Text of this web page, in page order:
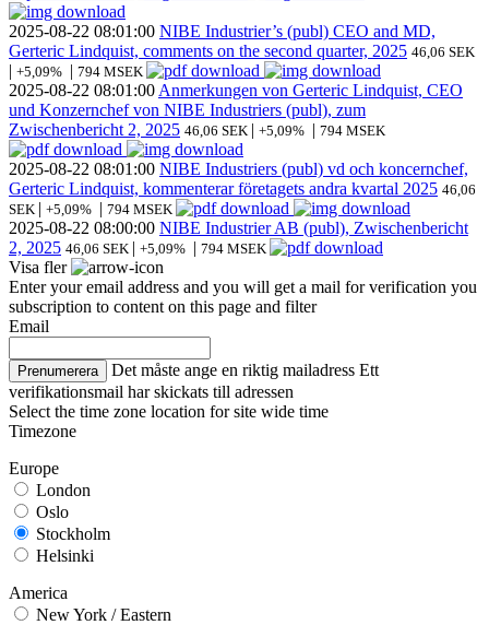
2025-08-22 08:01:00 NIBE Industrier’s (publ) CEO and MD,
Gerteric Lindquist, comments on the second quarter, 2025 46,06 SEK
| +5,09% | 794 MSEK
2025-08-22 08:01:00 Anmerkungen von Gerteric Lindquist, CEO
und Konzernchef von NIBE Industriers (publ), zum
Zwischenbericht 2, 2025 46,06 SEK | +5,09% | 794 MSEK
2025-08-22 08:01:00 NIBE Industriers (publ) vd och koncernchef,
Gerteric Lindquist, kommenterar företagets andra kvartal 2025 46,06
SEK | +5,09% | 794 MSEK
2025-08-22 08:00:00 NIBE Industrier AB (publ), Zwischenbericht
2, 2025 46,06 SEK | +5,09% | 794 MSEK
Visa fler
Enter your email address and you will get a mail for verification you
subscription to content on this page and filter
Email
Prenumerera Det måste ange en riktig mailadress Ett
verifikationsmail har skickats till adressen
Select the time zone location for site wide time
Timezone
Europe
London
Oslo
Stockholm
Helsinki
America
New York / Eastern